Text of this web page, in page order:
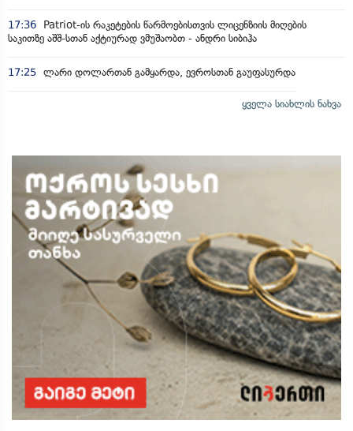
17:36
Patriot-ის რაკეტების წარმოებისთვის ლიცენზიის მიღების
საკითზე აშშ-სთან აქტიურად ვმუშაობთ - ანდრი სიბიჰა
17:25 ლარი დოლართან გამყარდა, ევროსთან გაუფასურდა
ყველა სიახლის ნახვა